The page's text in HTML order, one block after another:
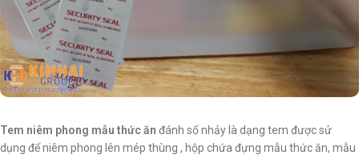
Tem niêm phong mẫu thức ăn đánh số nhảy là dạng tem được sử
dụng để niêm phong lên mép thùng , hộp chứa đựng mẫu thức ăn, mẫu